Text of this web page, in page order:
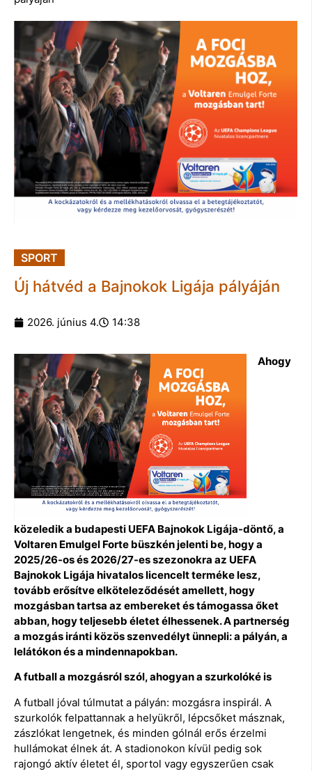
SPORT
Új hátvéd a Bajnokok Ligája pályáján
2026. június 4. 14:38
Ahogy
közeledik a budapesti UEFA Bajnokok Ligája-döntő, a
Voltaren Emulgel Forte büszkén jelenti be, hogy a
2025/26-os és 2026/27-es szezonokra az UEFA
Bajnokok Ligája hivatalos licencelt terméke lesz,
tovább erősítve elköteleződését amellett, hogy
mozgásban tartsa az embereket és támogassa őket
abban, hogy teljesebb életet élhessenek. A partnerség
a mozgás iránti közös szenvedélyt ünnepli: a pályán, a
lelátókon és a mindennapokban.
A futball a mozgásról szól, ahogyan a szurkolóké is
A futball jóval túlmutat a pályán: mozgásra inspirál. A
szurkolók felpattannak a helyükről, lépcsőket másznak,
zászlókat lengetnek, és minden gólnál erős érzelmi
hullámokat élnek át. A stadionokon kívül pedig sok
rajongó aktív életet él, sportol vagy egyszerűen csak